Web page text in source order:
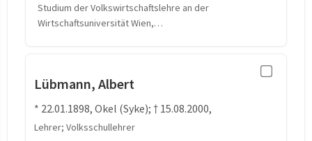
Studium der Volkswirtschaftslehre an der
Wirtschaftsuniversität Wien,…
Lübmann, Albert
* 22.01.1898, Okel (Syke); † 15.08.2000,
Lehrer; Volksschullehrer